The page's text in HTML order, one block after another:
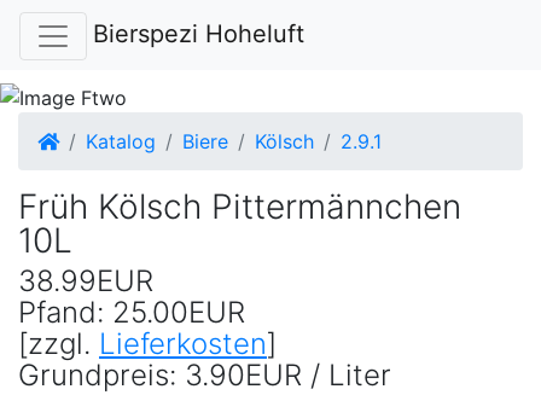
Bierspezi Hoheluft
Startseite
Katalog Biere Kölsch 2.9.1
Früh Kölsch Pittermännchen
10L
38.99EUR
Pfand: 25.00EUR
[zzgl. Lieferkosten]
Grundpreis: 3.90EUR / Liter